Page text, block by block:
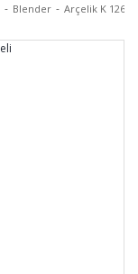
Blender Arçelik K 1261